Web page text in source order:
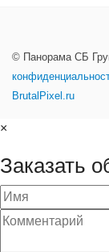
© Панорама СБ
BrutalPixel.ru
×
Заказать